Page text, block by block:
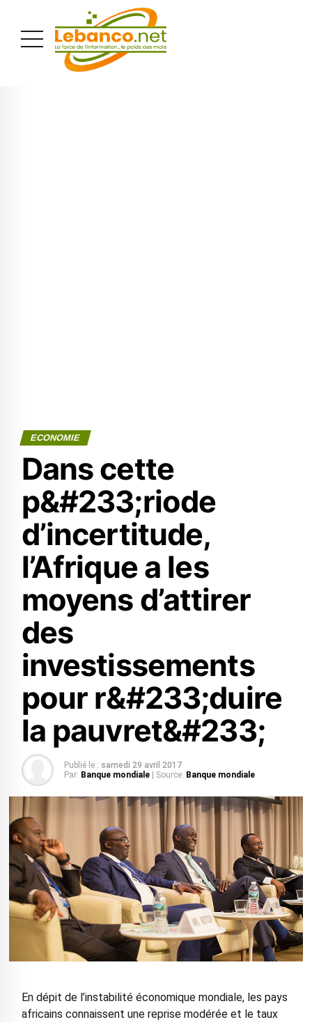
ECONOMIE
Dans cette
p&#233;riode
d’incertitude,
l’Afrique a les
moyens d’attirer
des
investissements
pour r&#233;duire
la pauvret&#233;
Publié le : samedi 29 avril 2017
Par: Banque mondiale | Source: Banque mondiale
En dépit de l’instabilité économique mondiale, les pays
africains connaissent une reprise modérée et le taux